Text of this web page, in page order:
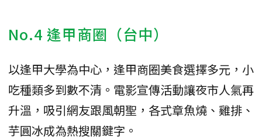
No.4 逢甲商圈（台中）
以逢甲大學為中心，逢甲商圈美食選擇多元，小
吃種類多到數不清。電影宣傳活動讓夜市人氣再
升溫，吸引網友跟風朝聖，各式章魚燒、雞排、
芋圓冰成為熱搜關鍵字。